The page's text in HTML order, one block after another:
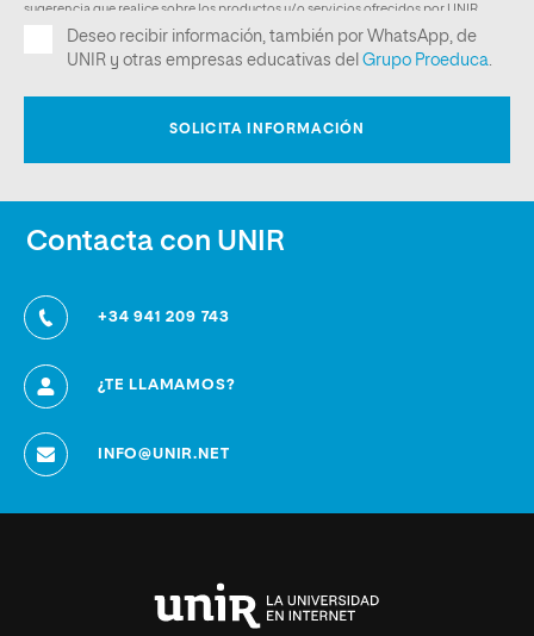
Contacta con UNIR
+34 941 209 743
¿TE LLAMAMOS?
INFO@UNIR.NET